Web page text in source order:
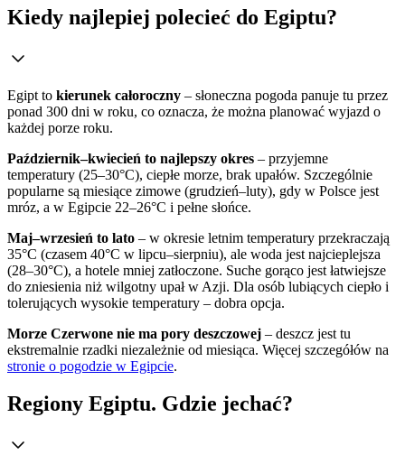
Kiedy najlepiej polecieć do Egiptu?
Egipt to kierunek całoroczny – słoneczna pogoda panuje tu przez
ponad 300 dni w roku, co oznacza, że można planować wyjazd o
każdej porze roku.
Październik–kwiecień to najlepszy okres – przyjemne
temperatury (25–30°C), ciepłe morze, brak upałów. Szczególnie
popularne są miesiące zimowe (grudzień–luty), gdy w Polsce jest
mróz, a w Egipcie 22–26°C i pełne słońce.
Maj–wrzesień to lato – w okresie letnim temperatury przekraczają
35°C (czasem 40°C w lipcu–sierpniu), ale woda jest najcieplejsza
(28–30°C), a hotele mniej zatłoczone. Suche gorąco jest łatwiejsze
do zniesienia niż wilgotny upał w Azji. Dla osób lubiących ciepło i
tolerujących wysokie temperatury – dobra opcja.
Morze Czerwone nie ma pory deszczowej – deszcz jest tu
ekstremalnie rzadki niezależnie od miesiąca. Więcej szczegółów na
stronie o pogodzie w Egipcie.
Regiony Egiptu. Gdzie jechać?